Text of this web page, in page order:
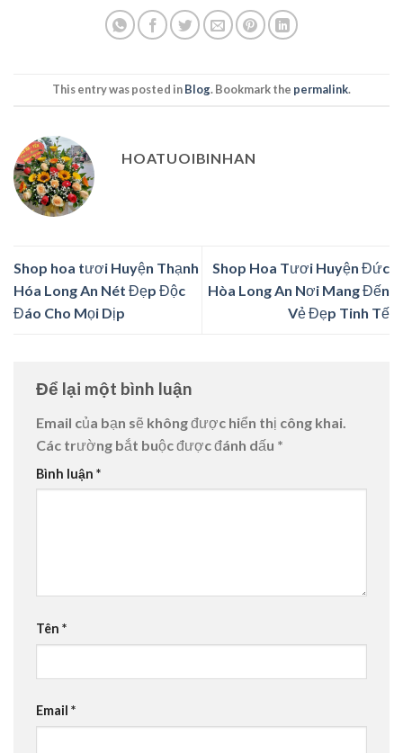
This entry was posted inBlog. Bookmark the permalink.
HOATUOIBINHAN
Shop hoa tươi Huyện Thạnh
Hóa Long An Nét Đẹp Độc
Đáo Cho Mọi Dịp
Shop Hoa Tươi Huyện Đức
Hòa Long An Nơi Mang Đến
Vẻ Đẹp Tinh Tế
Để lại một bình luận
Email của bạn sẽ không được hiển thị công khai.
Các trường bắt buộc được đánh dấu *
Bình luận *
Tên *
Email *